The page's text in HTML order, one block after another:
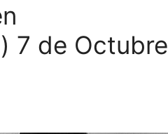
7 de Octubre